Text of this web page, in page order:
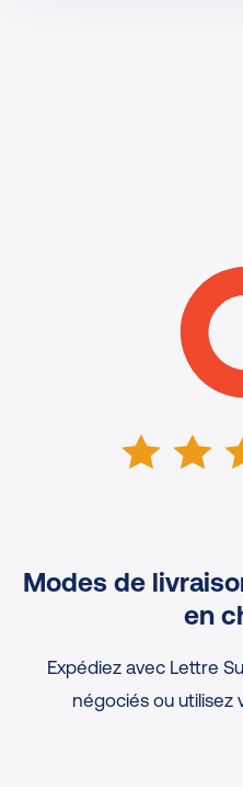
Modes de
en
Expédiez avec Lettre
négociés ou